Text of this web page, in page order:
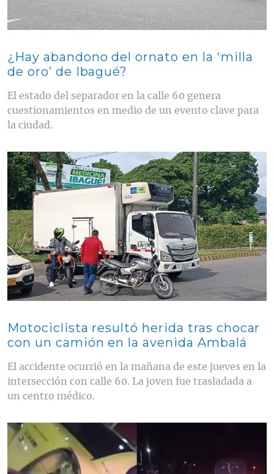
¿Hay abandono del ornato en la ‘milla
de oro’ de Ibagué?
El estado del separador en la calle 60 genera
cuestionamientos en medio de un evento clave para
la ciudad.
Contenido multimedia principal
Motociclista resultó herida tras chocar
con un camión en la avenida Ambalá
El accidente ocurrió en la mañana de este jueves en la
intersección con calle 60. La joven fue trasladada a
un centro médico.
Contenido multimedia principal